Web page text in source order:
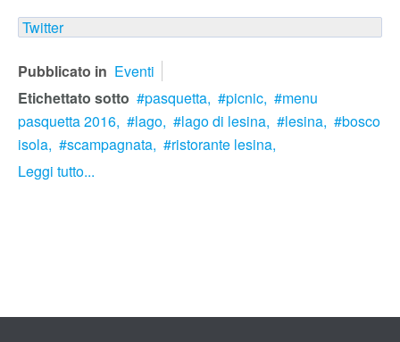
Twitter
Pubblicato in Eventi
Etichettato sotto
pasquetta, picnic,
menu
pasquetta 2016,
lago, lago di lesina, lesina,
bosco
isola,
scampagnata,
ristorante lesina,
Leggi tutto...